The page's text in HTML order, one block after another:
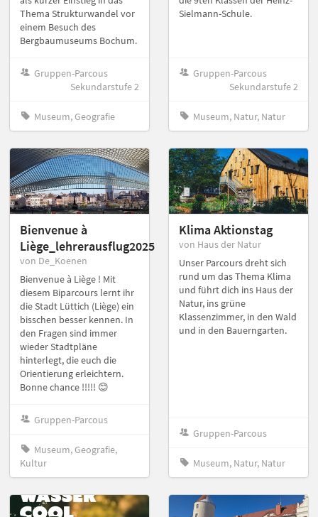
Thema Strukturwandel vor
einem Besuch des
Bergbaumuseums Bochum.
Gruppen-Parcous
Sekundarstufe 2
Museum, Geografie
Sielmann-Schule.
Gruppen-Parcous
Sekundarstufe 2
Museum, Natur, Natur
Bienvenue à
Liège_lehrerausflug2025
von De_Koenen
Bienvenue à Liège ! Mit
diesem Biparcours lernt ihr
die Stadt Lüttich (Liège) ein
bisschen besser kennen. In
den Fragen sind immer
wieder Stadtpläne
hinterlegt, die euch die
Orientierung erleichtern.
Bonne chance !!!!! 😊
Gruppen-Parcous
Museum, Geografie,
Kultur
Klima Aktionstag
von Haus der Natur
Unser Parcours dreht sich
rund um das Thema Klima
und führt dich ins Haus der
Natur, ins grüne
Klassenzimmer, in den Wald
und in den Bauerngarten.
Gruppen-Parcous
Museum, Natur, Natur